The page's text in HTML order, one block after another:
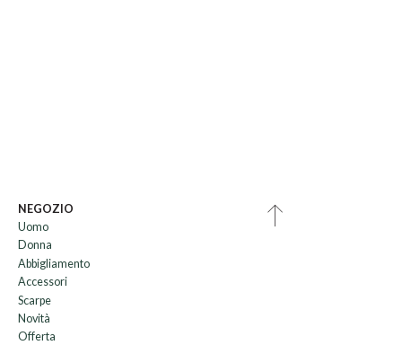
NEGOZIO
Uomo
Donna
Abbigliamento
Accessori
Scarpe
Novità
Offerta